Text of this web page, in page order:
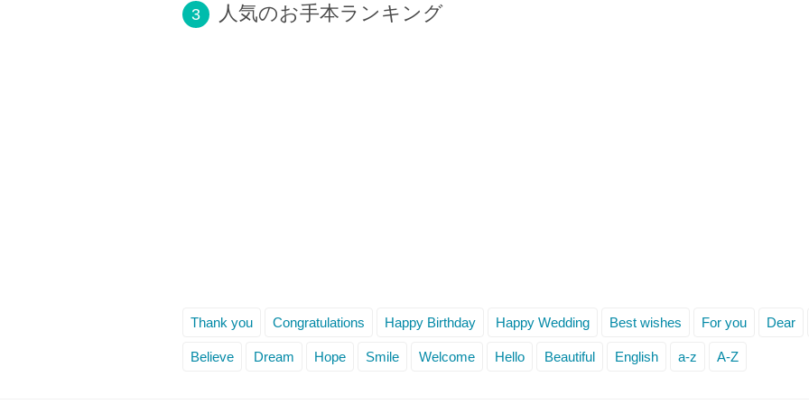
3 人気のお手本ランキング
Thank you Congratulations Happy Birthday Happy Wedding Best wishes For you Dear
Believe Dream Hope Smile Welcome Hello Beautiful English a-z A-Z